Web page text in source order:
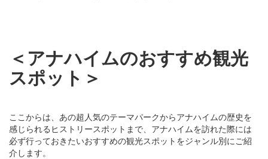
＜アナハイムのおすすめ観光
スポット＞
ここからは、あの超人気のテーマパークからアナハイムの歴史を
感じられるヒストリースポットまで、アナハイムを訪れた際には
必ず行っておきたいおすすめの観光スポットをジャンル別にご紹
介します。